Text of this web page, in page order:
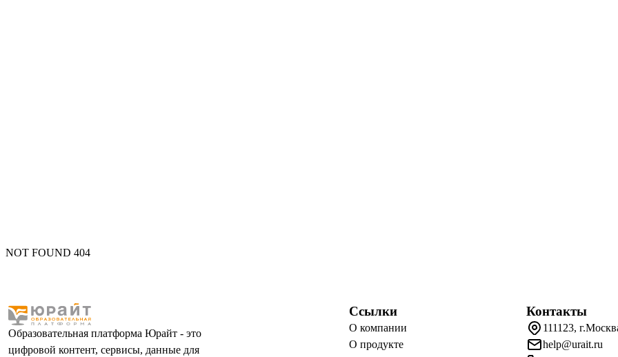
NOT FOUND 404
Образовательная платформа Юрайт - это
цифровой контент, сервисы, данные для
Ссылки
О компании
О продукте
Контакты
111123,
help@urait.ru